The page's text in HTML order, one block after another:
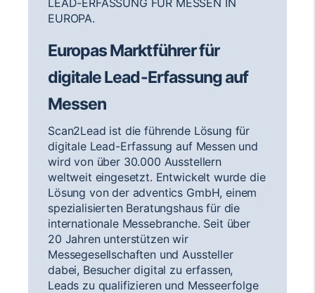
LEAD-ERFASSUNG FÜR MESSEN IN
EUROPA.
Europas Marktführer für
digitale Lead-Erfassung auf
Messen
Scan2Lead ist die führende Lösung für
digitale Lead-Erfassung auf Messen und
wird von über 30.000 Ausstellern
weltweit eingesetzt. Entwickelt wurde die
Lösung von der adventics GmbH, einem
spezialisierten Beratungshaus für die
internationale Messebranche. Seit über
20 Jahren unterstützen wir
Messegesellschaften und Aussteller
dabei, Besucher digital zu erfassen,
Leads zu qualifizieren und Messeerfolge